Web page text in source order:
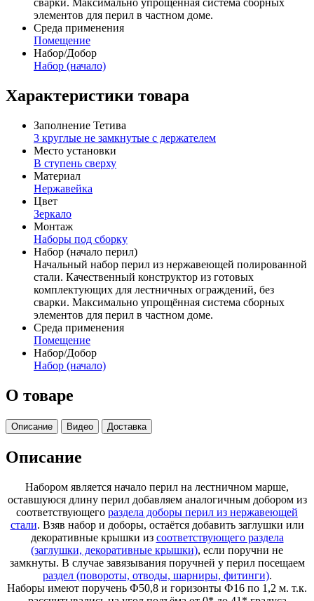
сварки. Максимально упрощённая система сборных
элементов для перил в частном доме.
Среда применения
Помещение
Набор/Добор
Набор (начало)
Характеристики товара
Заполнение Тетива
3 круглые не замкнутые с держателем
Место установки
В ступень сверху
Материал
Нержавейка
Цвет
Зеркало
Монтаж
Наборы под сборку
Набор (начало перил)
Начальный набор перил из нержавеющей полированной
стали. Качественный конструктор из готовых
комплектующих для лестничных ограждений, без
сварки. Максимально упрощённая система сборных
элементов для перил в частном доме.
Среда применения
Помещение
Набор/Добор
Набор (начало)
О товаре
Описание Видео Доставка
Описание
Набором является начало перил на лестничном марше,
оставшуюся длину перил добавляем аналогичным добором из
соответствующего раздела доборы перил из нержавеющей
стали. Взяв набор и доборы, остаётся добавить заглушки или
декоративные крышки из соответствующего раздела
(заглушки, декоративные крышки), если поручни не
замкнуты. В случае завязывания поручней у перил посещаем
раздел (повороты, отводы, шарниры, фитинги).
Наборы имеют поручень Ф50,8 и горизонты Ф16 по 1,2 м. т.к.